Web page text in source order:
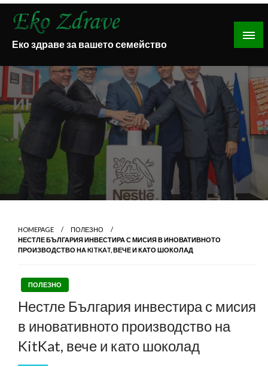
Skip
Еко здраве за вашето семейство
HOMEPAGE
ПОЛЕЗНО
НЕСТЛЕ БЪЛГАРИЯ ИНВЕСТИРА С МИСИЯ В ИНОВАТИВНОТО
ПРОИЗВОДСТВО НА KITKAT, ВЕЧЕ И КАТО ШОКОЛАД
ПОЛЕЗНО
Нестле България инвестира с мисия
в иновативното производство на
KitKat, вече и като шоколад